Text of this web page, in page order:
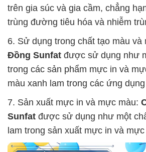
trên gia súc và gia cầm, chẳng
trùng đường tiêu hóa và nhiễm
6. Sử dụng trong chất tạo màu và
Đồng Sunfat được sử dụng như
trong các sản phẩm mực in và
màu xanh lam trong các ứng
7. Sản xuất mực in và mực màu:
Sunfat được sử dụng như một
lam trong sản xuất mực in và